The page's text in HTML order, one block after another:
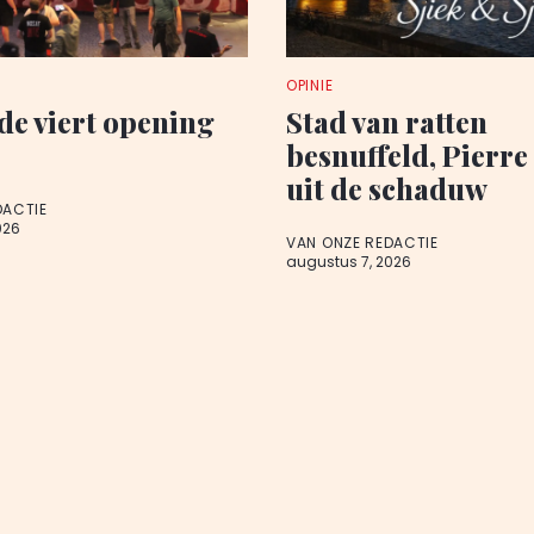
viert opening
OPINIE
Stad van ratten
besnuffeld,
uit de schaduw
VAN ONZE REDACTIE
augustus 7, 2026